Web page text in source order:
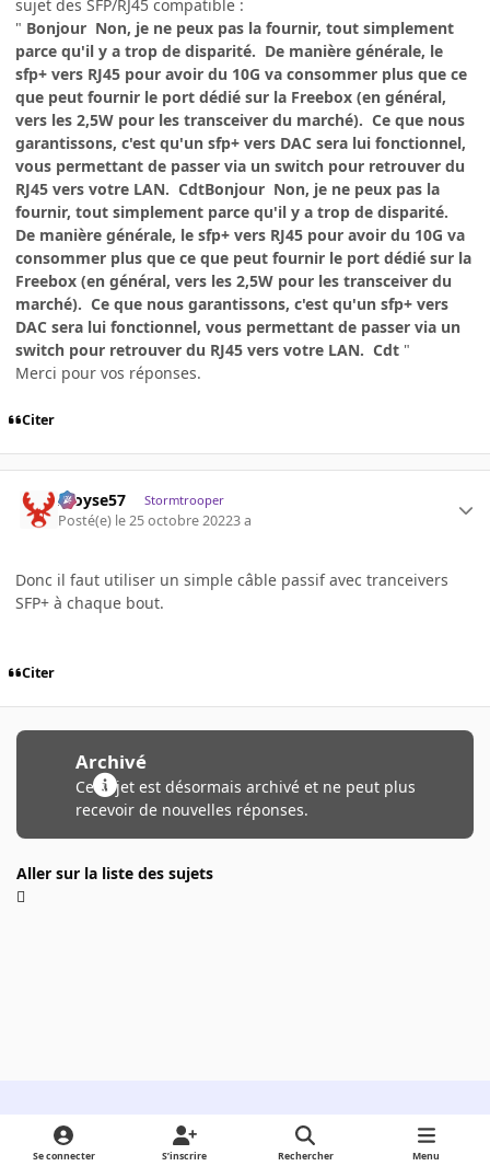
sujet des SFP/RJ45 compatible :
" Bonjour Non, je ne peux pas la fournir, tout simplement
parce qu'il y a trop de disparité. De manière générale, le
sfp+ vers RJ45 pour avoir du 10G va consommer plus que ce
que peut fournir le port dédié sur la Freebox (en général,
vers les 2,5W pour les transceiver du marché). Ce que nous
garantissons, c'est qu'un sfp+ vers DAC sera lui fonctionnel,
vous permettant de passer via un switch pour retrouver du
RJ45 vers votre LAN. CdtBonjour Non, je ne peux pas la
fournir, tout simplement parce qu'il y a trop de disparité.
De manière générale, le sfp+ vers RJ45 pour avoir du 10G va
consommer plus que ce que peut fournir le port dédié sur la
Freebox (en général, vers les 2,5W pour les transceiver du
marché). Ce que nous garantissons, c'est qu'un sfp+ vers
DAC sera lui fonctionnel, vous permettant de passer via un
switch pour retrouver du RJ45 vers votre LAN. Cdt "
Merci pour vos réponses.
Citer
Aloyse57 Stormtrooper
Posté(e) le 25 octobre 20223 a
Donc il faut utiliser un simple câble passif avec tranceivers
SFP+ à chaque bout.
Citer
Archivé
Ce sujet est désormais archivé et ne peut plus
recevoir de nouvelles réponses.
Aller sur la liste des sujets
Light ModeDark ModeSystem Preference
Se connecter S’inscrire Rechercher Menu